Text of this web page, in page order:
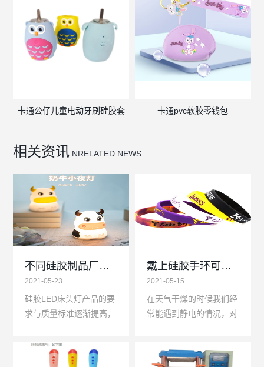
卡通公仔儿童电动牙刷硅胶套 卡通pvc软胶零钱包
相关资讯 NRELATED NEWS
不同硅胶制品厂家的硅胶LED床头灯质量标准和价格差异较大
2021-05-23
硅胶LED床头灯产品的要
求与质量标准逐渐提高，
胶LED床头睡眠灯有工艺
区别，质量并不一样，所
戴上硅胶手环可以减少静电的困扰
2021-05-15
在天气干燥的时候我们经
常能遇到静电的情况，对
候回家开门被静电吓一